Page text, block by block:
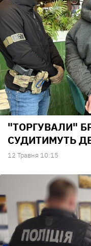
"ТОРГУВАЛИ"
СУДИТИМУТЬ
12 Травня 10:15